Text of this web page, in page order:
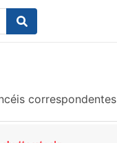
correspondentes